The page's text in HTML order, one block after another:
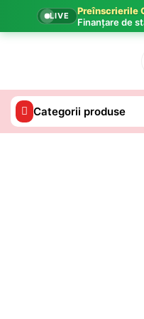
LIVE
Preînscrierile
Finanțare de
Categorii produse